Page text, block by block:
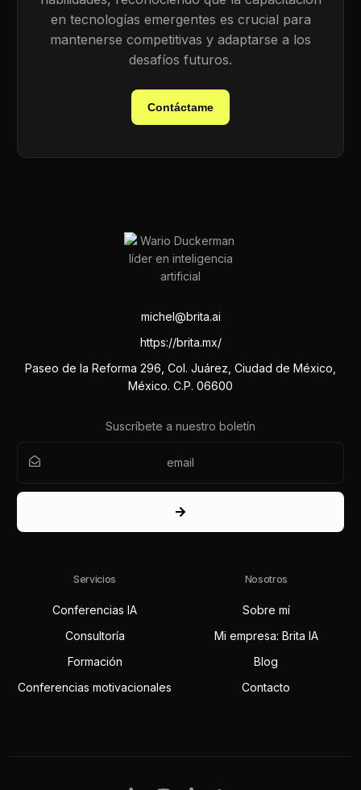
en tecnologías emergentes es crucial para
mantenerse competitivas y adaptarse a los
desafíos futuros.
Contáctame
michel@brita.ai
https://brita.mx/
Paseo de la Reforma 296, Col. Juárez, Ciudad de México,
México. C.P. 06600
Suscríbete a nuestro boletín
Servicios
Conferencias IA
Consultoría
Formación
Conferencias motivacionales
Nosotros
Sobre mí
Mi empresa: Brita IA
Blog
Contacto